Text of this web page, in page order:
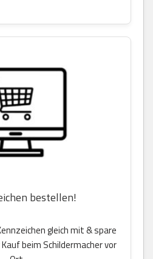
bestellen!
gleich mit & spare
beim Schildermacher vor